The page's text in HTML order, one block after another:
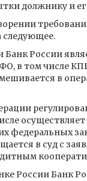
должнику и
следующее.
Банк России
в том числе
в
федеральных
в суд с
России Банк